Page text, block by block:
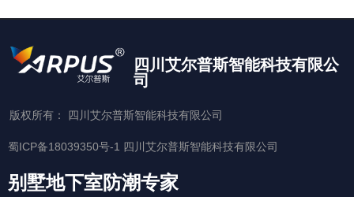
别墅地下室防潮专家
四川艾尔普斯智能科技有限公
司
版权所有： 四川艾尔普斯智能科技有限公司
蜀ICP备18039350号-1 四川艾尔普斯智能科技有限公司